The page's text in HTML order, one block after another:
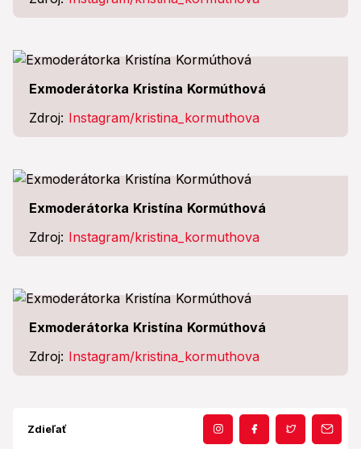
Exmoderátorka Kristína Kormúthová
Zdroj: Instagram/kristina_kormuthova
Exmoderátorka Kristína Kormúthová
Zdroj: Instagram/kristina_kormuthova
Exmoderátorka Kristína Kormúthová
Zdroj: Instagram/kristina_kormuthova
Zdieľať